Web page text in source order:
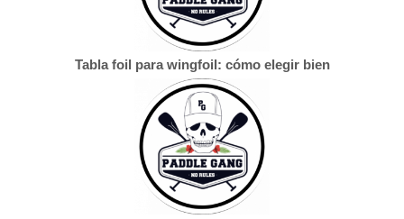
Tabla foil para wingfoil: cómo elegir bien